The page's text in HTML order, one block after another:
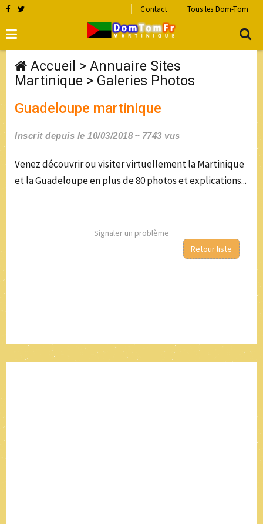
Contact Tous les Dom-Tom
Accueil > Annuaire Sites
Martinique > Galeries Photos
Guadeloupe martinique
Inscrit depuis le 10/03/2018 7743 vus
Venez découvrir ou visiter virtuellement la Martinique
et la Guadeloupe en plus de 80 photos et explications...
Signaler un problème
Retour liste